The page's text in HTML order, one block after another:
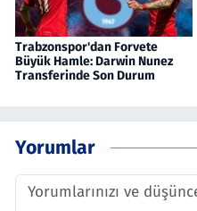
Trabzonspor'dan Forvete
Büyük Hamle: Darwin Nunez
Transferinde Son Durum
Yorumlar